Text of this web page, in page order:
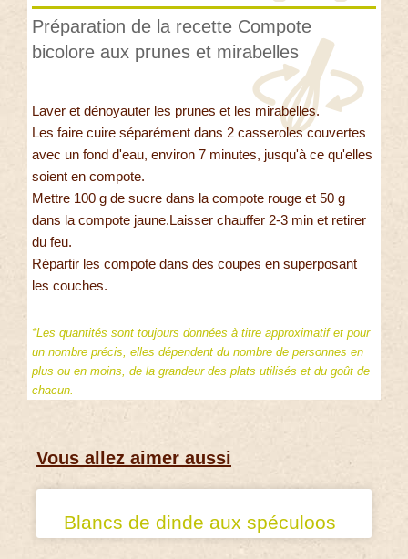
Préparation de la recette Compote
bicolore aux prunes et mirabelles
Laver et dénoyauter les prunes et les mirabelles.
Les faire cuire séparément dans 2 casseroles couvertes
avec un fond d'eau, environ 7 minutes, jusqu'à ce qu'elles
soient en compote.
Mettre 100 g de sucre dans la compote rouge et 50 g
dans la compote jaune.Laisser chauffer 2-3 min et retirer
du feu.
Répartir les compote dans des coupes en superposant
les couches.
*Les quantités sont toujours données à titre approximatif et pour
un nombre précis, elles dépendent du nombre de personnes en
plus ou en moins, de la grandeur des plats utilisés et du goût de
chacun.
Vous allez aimer aussi
Blancs de dinde aux spéculoos